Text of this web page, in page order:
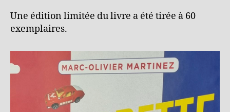
Une édition limitée du livre a été tirée à 60
exemplaires.